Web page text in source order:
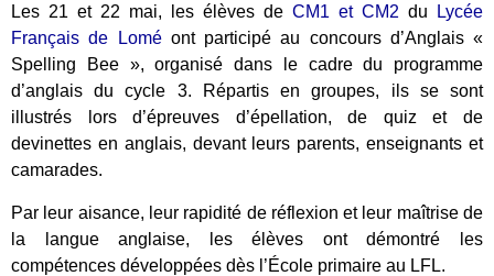
Les 21 et 22 mai, les élèves de CM1 et CM2 du
Lycée
Français de Loméont participé au concours d’Anglais «
Spelling Bee », organisé dans le cadre du programme
d’anglais du cycle 3. Répartis en groupes, ils se sont
illustrés lors d’épreuves d’épellation, de quiz et de
devinettes en anglais, devant leurs parents, enseignants et
camarades.
Par leur aisance, leur rapidité de réflexion et leur maîtrise de
la langue anglaise, les élèves ont démontré les
compétences développées dès l’École primaire au LFL.